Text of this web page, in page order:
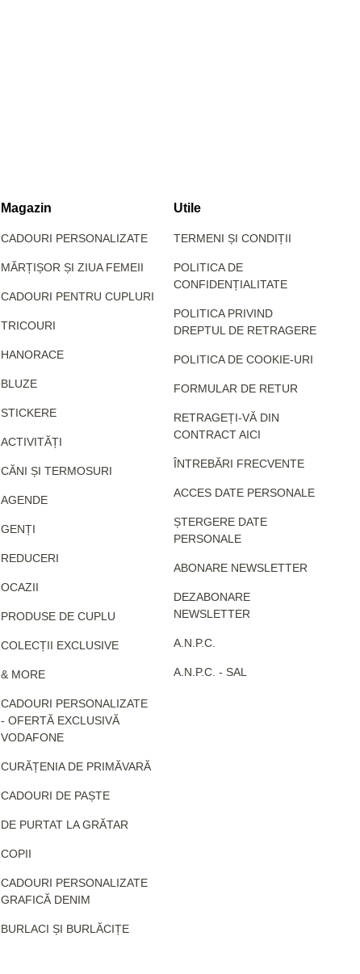
Magazin
CADOURI PERSONALIZATE
MĂRȚIȘOR ȘI ZIUA FEMEII
CADOURI PENTRU CUPLURI
TRICOURI
HANORACE
BLUZE
STICKERE
ACTIVITĂȚI
CĂNI ȘI TERMOSURI
AGENDE
GENȚI
REDUCERI
OCAZII
PRODUSE DE CUPLU
COLECȚII EXCLUSIVE
& MORE
CADOURI PERSONALIZATE
- OFERTĂ EXCLUSIVĂ
VODAFONE
CURĂȚENIA DE PRIMĂVARĂ
CADOURI DE PAȘTE
DE PURTAT LA GRĂTAR
COPII
CADOURI PERSONALIZATE
GRAFICĂ DENIM
BURLACI ȘI BURLĂCIȚE
Utile
TERMENI ȘI CONDIȚII
POLITICA DE
CONFIDENȚIALITATE
POLITICA PRIVIND
DREPTUL DE RETRAGERE
POLITICA DE COOKIE-URI
FORMULAR DE RETUR
RETRAGEȚI-VĂ DIN
CONTRACT AICI
ÎNTREBĂRI FRECVENTE
ACCES DATE PERSONALE
ȘTERGERE DATE
PERSONALE
ABONARE NEWSLETTER
DEZABONARE
NEWSLETTER
A.N.P.C.
A.N.P.C. - SAL